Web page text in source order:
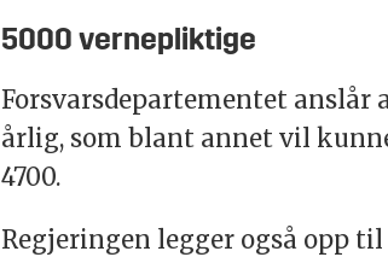
5000 vernepliktige
Forsvarsdepartementet
årlig, som blant annet vil
4700.
Regjeringen legger også opp